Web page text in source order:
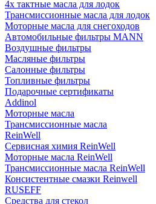
4х тактные масла для лодок
Трансмиссионные масла для лодок
Моторные масла для снегоходов
Автомобильные фильтры MANN
Воздушные фильтры
Масляные фильтры
Салонные фильтры
Топливные фильтры
Подарочные сертификаты
Addinol
Моторные масла
Трансмиссионные масла
ReinWell
Сервисная химия ReinWell
Моторные масла ReinWell
Трансмиссионные масла ReinWell
Консистентные смазки Reinwell
RUSEFF
Средства для стекол